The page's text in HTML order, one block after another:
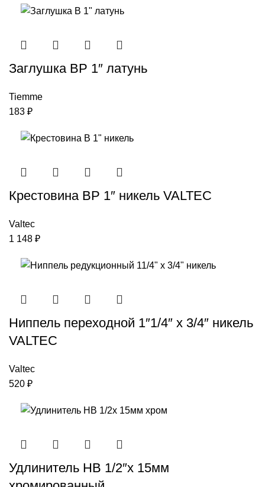
Заглушкa ВР 1″ латунь
Tiemme
183 ₽
Крестовина ВР 1″ никель VALTEC
Valtec
1 148 ₽
Ниппель переходной 1″1/4″ x 3/4″ никель
VALTEC
Valtec
520 ₽
Удлинитель НВ 1/2″x 15мм